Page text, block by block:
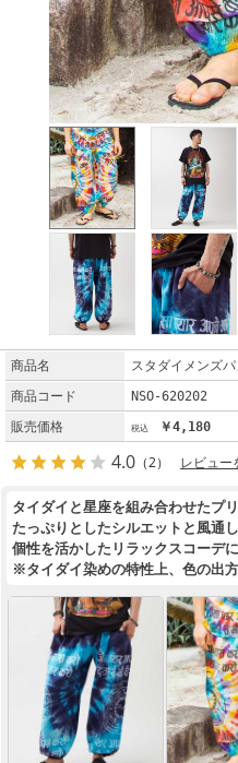
商品名
スタダイメンズパ
商品コード
NSO-620202
販売価格
￥4,180
4.0 （2） レビュー
タイダイと星座を組み合わせたプ
たっぷりとしたシルエットと風通
個性を活かしたリラックスコーデ
※タイダイ染めの特性上、色の出